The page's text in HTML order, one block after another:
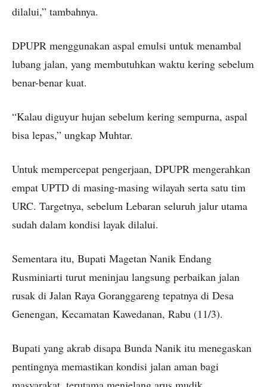
dilalui,” tambahnya.
DPUPR menggunakan aspal emulsi untuk menambal
lubang jalan, yang membutuhkan waktu kering sebelum
benar-benar kuat.
“Kalau diguyur hujan sebelum kering sempurna, aspal
bisa lepas,” ungkap Muhtar.
Untuk mempercepat pengerjaan, DPUPR mengerahkan
empat UPTD di masing-masing wilayah serta satu tim
URC. Targetnya, sebelum Lebaran seluruh jalur utama
sudah dalam kondisi layak dilalui.
Sementara itu, Bupati Magetan Nanik Endang
Rusminiarti turut meninjau langsung perbaikan jalan
rusak di Jalan Raya Goranggareng tepatnya di Desa
Genengan, Kecamatan Kawedanan, Rabu (11/3).
Bupati yang akrab disapa Bunda Nanik itu menegaskan
pentingnya memastikan kondisi jalan aman bagi